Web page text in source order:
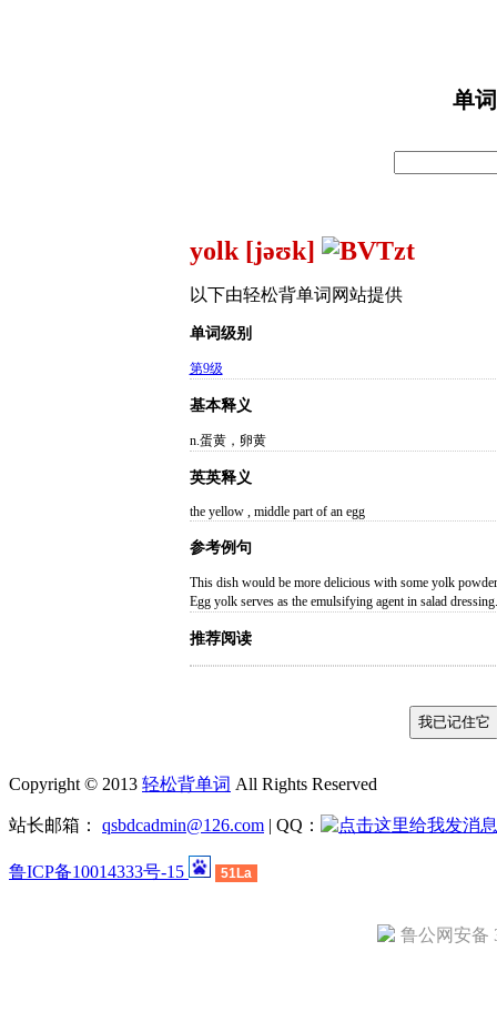
单
yolk [jəʊk]
以下由轻松背单词网站提供
单词级别
第9级
基本释义
n.蛋黄，卵黄
英英释义
the yellow , middle part of an egg
参考例句
This dish would be more delicious with some yolk
Egg yolk serves as the emulsifying agent in salad
推荐阅读
Copyright © 2013 轻松背单词 All Rights Reserved
站长邮箱： qsbdcadmin@126.com | QQ：
鲁ICP备10014333号-15 51La
鲁公网安备